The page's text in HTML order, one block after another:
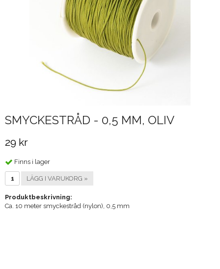
SMYCKESTRÅD - 0,5 MM, OLIV
29 kr
Finns i lager
LÄGG I VARUKORG »
Produktbeskrivning:
Ca. 10 meter smyckestråd (nylon), 0,5 mm